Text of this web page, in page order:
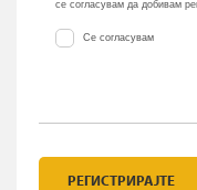
се согласувам да добивам
Се согласувам
РЕГИСТРИРАЈТЕ